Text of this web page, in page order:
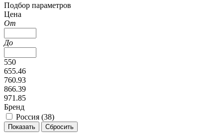
Подбор параметров
Цена
От
До
550
655.46
760.93
866.39
971.85
Бренд
Россия (38)